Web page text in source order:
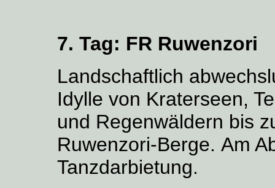
7. Tag: FR Ruwenzori
Landschaftlich
Idylle von Kraterseen,
und Regenwäldern bis
Ruwenzori-Berge. Am
Tanzdarbietung.